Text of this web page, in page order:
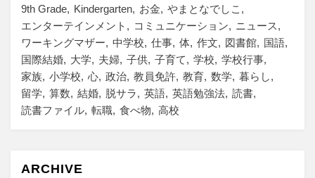
9th Grade
Kindergarten お金
やまとなでしこ
エンターテインメント
コミュニケーション
ニュース
ワーキングマザー
中学校 仕事 体 作文 図書館
国語
国際結婚
大学 夫婦 子供 子育て 学校
学校行事
家族
小学校 心 政治 教員免許 教育 数学
暮らし
留学
算数 結婚 脱サラ 英語 英語勉強法 読書
読書ファイル 転職 食べ物 高校
ARCHIVE